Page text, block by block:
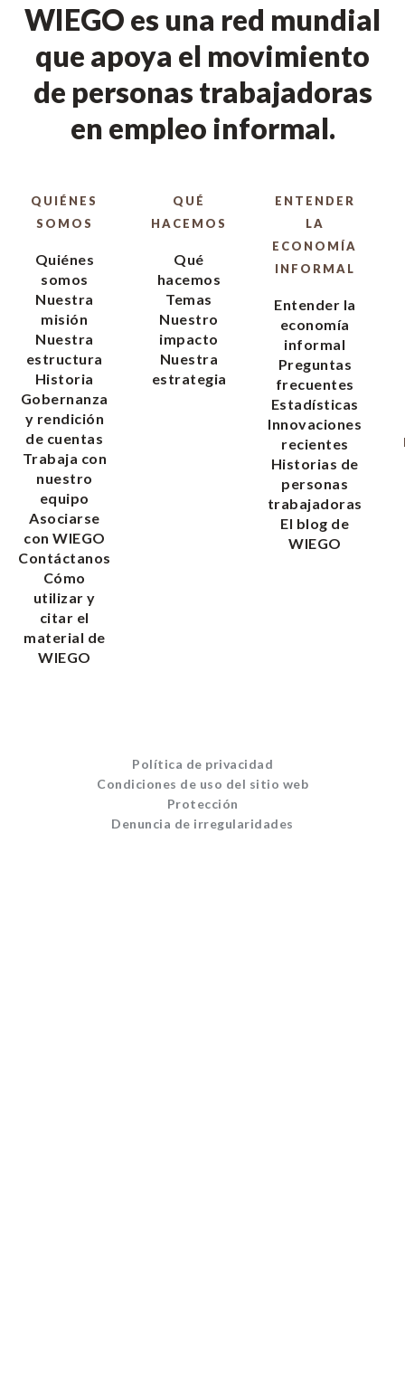
WIEGO es una red mundial
que apoya el movimiento
de personas trabajadoras
en empleo informal.
QUIÉNES
SOMOS
Quiénes
somos
Nuestra
misión
Nuestra
estructura
Historia
Gobernanza
y rendición
de cuentas
Trabaja con
nuestro
equipo
Asociarse
con WIEGO
Contáctanos
Cómo
utilizar y
citar el
material de
WIEGO
QUÉ
HACEMOS
Qué
hacemos
Temas
Nuestro
impacto
Nuestra
estrategia
ENTENDER
LA
ECONOMÍA
INFORMAL
Entender la
economía
informal
Preguntas
frecuentes
Estadísticas
Innovaciones
recientes
Historias de
personas
trabajadoras
El blog de
WIEGO
Política de privacidad
Condiciones de uso del sitio web
Protección
Denuncia de irregularidades